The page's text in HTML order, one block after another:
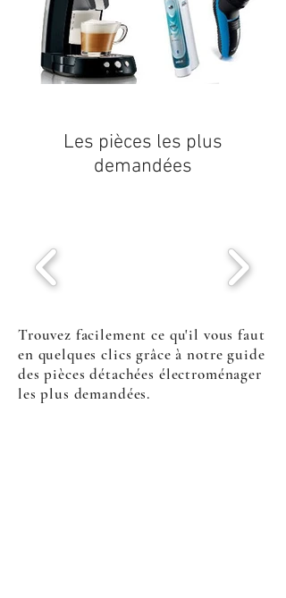
Les pièces les plus
demandées
Trouvez facilement ce qu'il vous faut
en quelques clics grâce à notre guide
des pièces détachées électroménager
les plus demandées.